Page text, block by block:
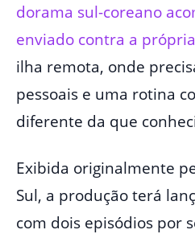
dorama sul-coreano
enviado contra a própria
ilha remota, onde
pessoais e uma rotina
diferente da que
Exibida originalmente
Sul, a produção terá
com dois episódios por